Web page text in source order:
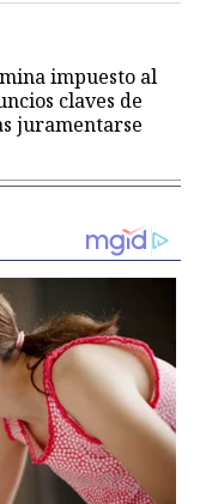
impuesto al
claves de
juramentarse